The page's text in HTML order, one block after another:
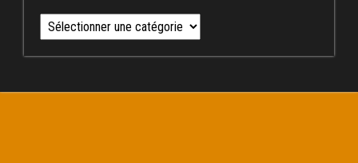
Catégories